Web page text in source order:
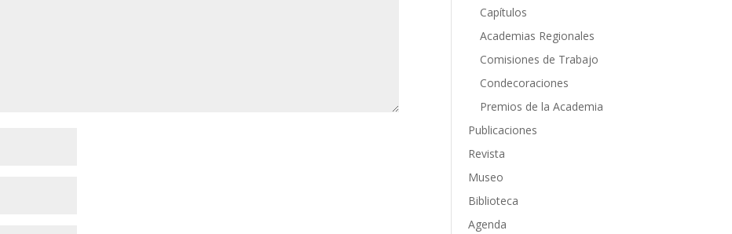
Capítulos
Academias Regionales
Comisiones de Trabajo
Condecoraciones
Premios de la Academia
Publicaciones
Revista
Museo
Biblioteca
Agenda